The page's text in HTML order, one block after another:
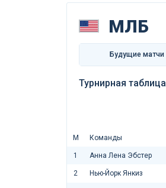
МЛБ
Будущие матчи
Турнирная таблица
М Команды
1 Анна Лена Эбстер
2 Нью-Йорк Янкиз